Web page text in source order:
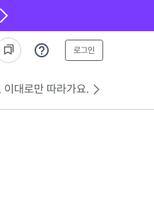
로그인
이대로만 따라가요.